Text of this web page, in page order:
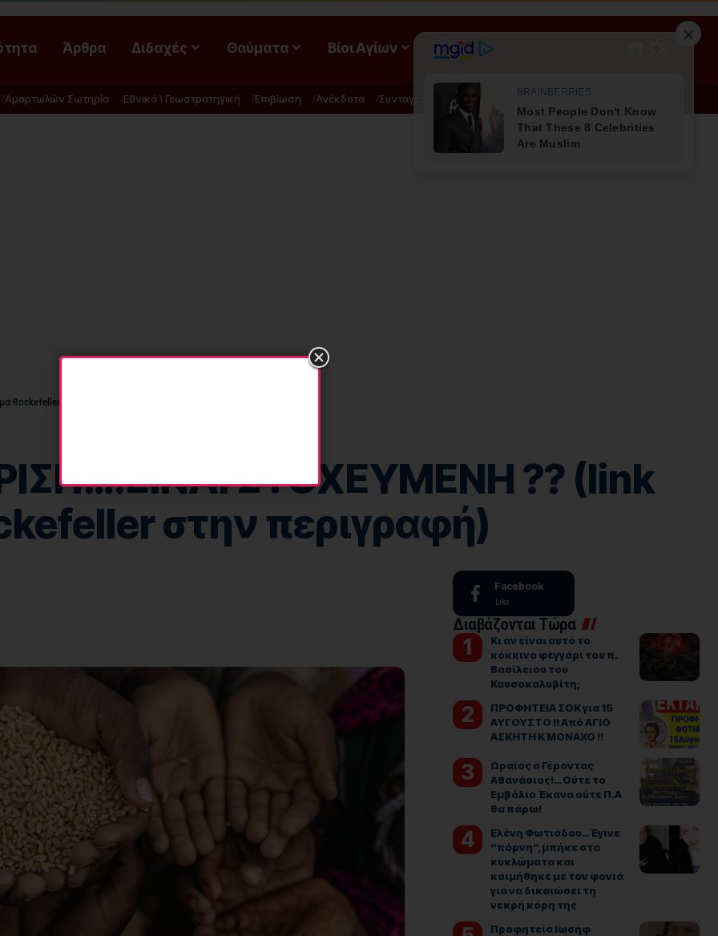
Άρθρα Διδαχές Θαύματα Βίοι Αγίων ΡΟΗ
Αμαρτωλών Σωτηρία Εθνικά \ Γεωστρατηγική Επιβίωση Ανέκδοτα Συνταγές Διατροφή - Φυσική Ιατρική
Rockefeller στην περιγραφή)
ΣΤΟΧΕΥΜΕΝΗ ?? (link
στην περιγραφή)
Facebook
Like
Διαβάζονται Τώρα
Κι αν είναι αυτό το
κόκκινο φεγγάρι του π.
Βασίλειου του
Καυσοκαλυβίτη;
ΠΡΟΦΗΤΕΙΑ ΣΟΚ για 15
ΑΥΓΟΥΣΤΟ !! Από ΑΓΙΟ
ΑΣΚΗΤΗ Κ ΜΟΝΑΧΟ !!
Ωραίος ο Γέροντας
Αθανάσιος!… Ούτε το
Εμβόλιο Έκανα ούτε Π.Α
θα πάρω!
Ελένη Φωτιάδου…Έγινε
“πόρνη”, μπήκε στα
κυκλώματα και
κοιμήθηκε με τον φονιά
για να δικαιώσει τη
νεκρή κόρη της
Προφητεία Ιωσήφ